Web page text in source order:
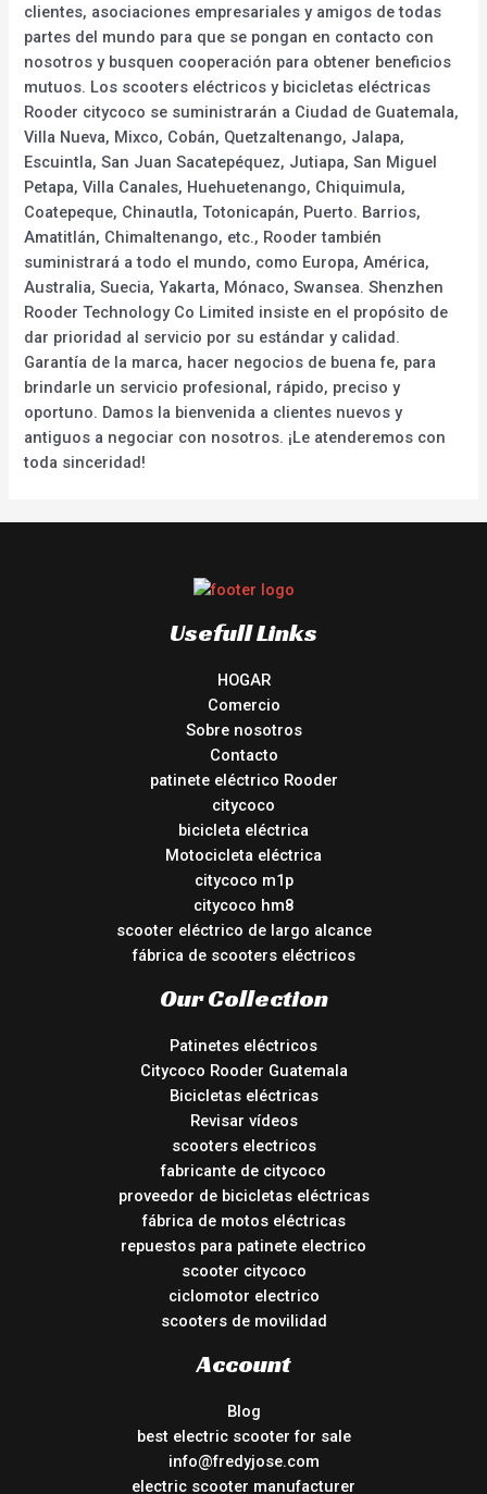
clientes, asociaciones empresariales y amigos de todas
partes del mundo para que se pongan en contacto con
nosotros y busquen cooperación para obtener beneficios
mutuos. Los scooters eléctricos y bicicletas eléctricas
Rooder citycoco se suministrarán a Ciudad de Guatemala,
Villa Nueva, Mixco, Cobán, Quetzaltenango, Jalapa,
Escuintla, San Juan Sacatepéquez, Jutiapa, San Miguel
Petapa, Villa Canales, Huehuetenango, Chiquimula,
Coatepeque, Chinautla, Totonicapán, Puerto. Barrios,
Amatitlán, Chimaltenango, etc., Rooder también
suministrará a todo el mundo, como Europa, América,
Australia, Suecia, Yakarta, Mónaco, Swansea. Shenzhen
Rooder Technology Co Limited insiste en el propósito de
dar prioridad al servicio por su estándar y calidad.
Garantía de la marca, hacer negocios de buena fe, para
brindarle un servicio profesional, rápido, preciso y
oportuno. Damos la bienvenida a clientes nuevos y
antiguos a negociar con nosotros. ¡Le atenderemos con
toda sinceridad!
Usefull Links
HOGAR
Comercio
Sobre nosotros
Contacto
patinete eléctrico Rooder
citycoco
bicicleta eléctrica
Motocicleta eléctrica
citycoco m1p
citycoco hm8
scooter eléctrico de largo alcance
fábrica de scooters eléctricos
Our Collection
Patinetes eléctricos
Citycoco Rooder Guatemala
Bicicletas eléctricas
Revisar vídeos
scooters electricos
fabricante de citycoco
proveedor de bicicletas eléctricas
fábrica de motos eléctricas
repuestos para patinete electrico
scooter citycoco
ciclomotor electrico
scooters de movilidad
Account
Blog
best electric scooter for sale
info@fredyjose.com
electric scooter manufacturer